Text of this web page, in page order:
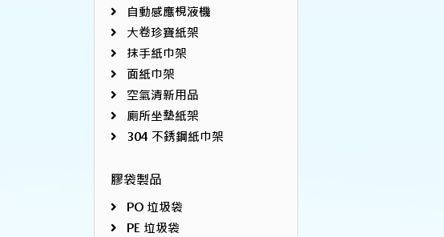
自動感應梘液機
大卷珍寶紙架
抹手紙巾架
面紙巾架
空氣清新用品
廁所坐墊紙架
304 不銹鋼紙巾架
膠袋製品
PO 垃圾袋
PE 垃圾袋